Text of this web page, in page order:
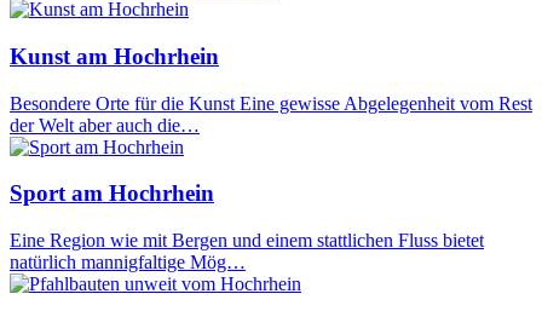
Kunst am Hochrhein
Besondere Orte für die Kunst Eine gewisse Abgelegenheit vom Rest
der Welt aber auch die…
Sport am Hochrhein
Eine Region wie mit Bergen und einem stattlichen Fluss bietet
natürlich mannigfaltige Mög…